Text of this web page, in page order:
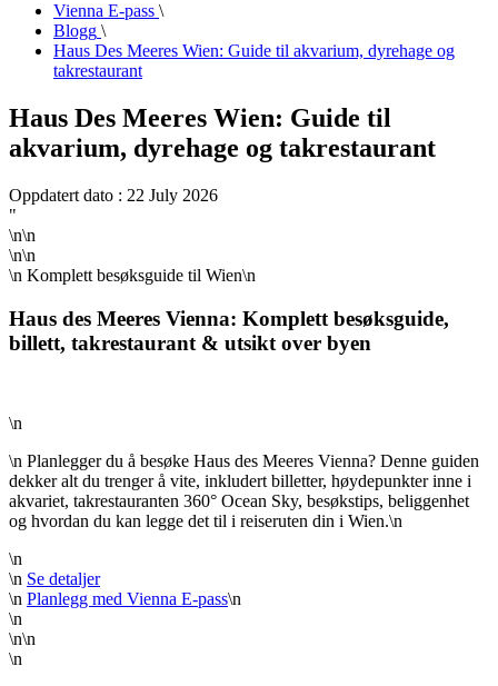
Vienna E-pass \
Blogg \
Haus Des Meeres Wien: Guide til akvarium, dyrehage og
takrestaurant
Haus Des Meeres Wien: Guide til
akvarium, dyrehage og takrestaurant
Oppdatert dato : 22 July 2026
"
\n\n
\n\n
\n Komplett besøksguide til Wien\n
Haus des Meeres Vienna: Komplett besøksguide,
billett, takrestaurant & utsikt over byen
\n
\n Planlegger du å besøke Haus des Meeres Vienna? Denne guiden
dekker alt du trenger å vite, inkludert billetter, høydepunkter inne i
akvariet, takrestauranten 360° Ocean Sky, besøkstips, beliggenhet
og hvordan du kan legge det til i reiseruten din i Wien.\n
\n
\n Se detaljer
\n Planlegg med Vienna E-pass\n
\n
\n\n
\n